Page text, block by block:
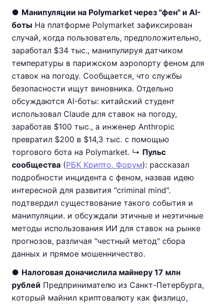
● Манипуляции на Polymarket через "фен" и AI-
боты На платформе Polymarket зафиксирован
случай, когда пользователь, предположительно,
заработал $34 тыс., манипулируя датчиком
температуры в парижском аэропорту феном для
ставок на погоду. Сообщается, что службы
безопасности ищут виновника. Отдельно
обсуждаются AI-боты: китайский студент
использовал Claude для ставок на погоду,
заработав $100 тыс., а инженер Anthropic
превратил $200 в $14,3 тыс. с помощью
торгового бота на Polymarket. ↳ Пульс
сообщества (РБК Крипто. Форум): рассказал
подробности инцидента с феном, назвав идею
интересной для развития "criminal mind".
подтвердил существование такого события и
манипуляции. и обсуждали этичные и неэтичные
методы использования ИИ для ставок на рынке
прогнозов, различая "честный метод" сбора
данных и прямое мошенничество.
● Налоговая доначислила майнеру 17 млн
рублей Предпринимателю из Санкт-Петербурга,
который майнил криптовалюту как физлицо,